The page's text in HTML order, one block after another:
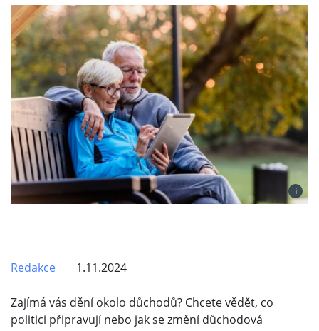
i
Redakce 1.11.2024
Zajímá vás dění okolo důchodů? Chcete vědět, co
politici připravují nebo jak se změní důchodová